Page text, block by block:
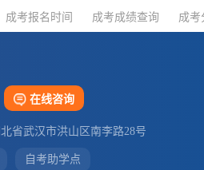
成考报名时间 成考成绩查询 成考
在线咨询
省武汉市洪山区南李路28号
自考助学点
成考报名时间 成考成绩查询 成考